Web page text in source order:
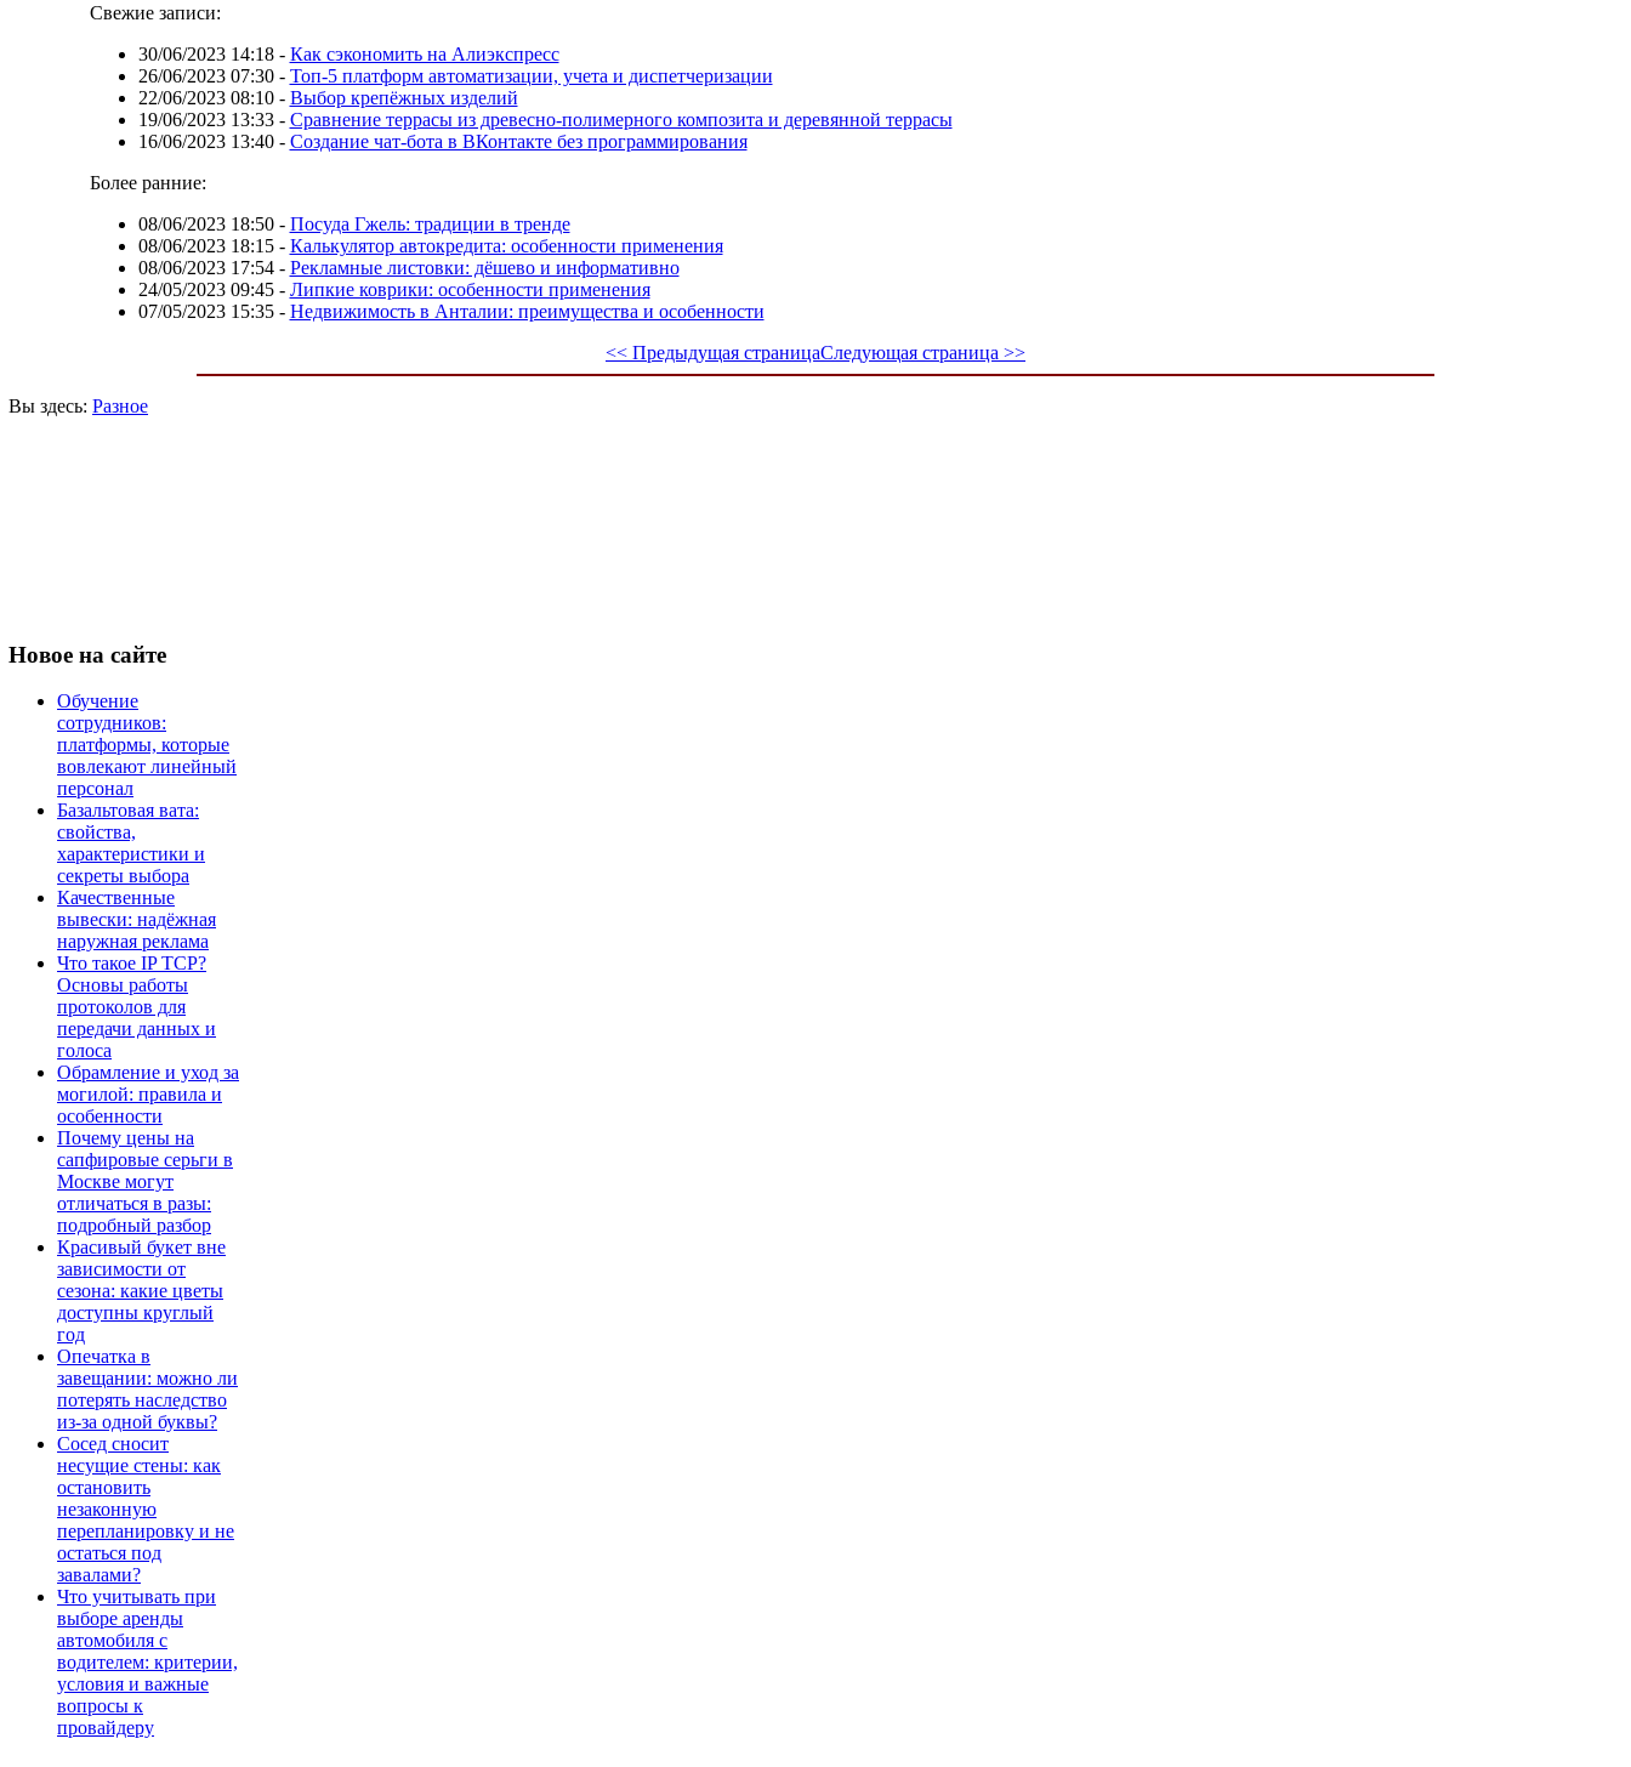
Свежие записи:
30/06/2023 14:18- Как сэкономить на Алиэкспресс
26/06/2023 07:30- Топ-5 платформ автоматизации, учета и диспетчеризации
22/06/2023 08:10- Выбор крепёжных изделий
19/06/2023 13:33- Сравнение террасы из древесно-полимерного композита и деревянной террасы
16/06/2023 13:40- Создание чат-бота в ВКонтакте без программирования
Более ранние:
08/06/2023 18:50- Посуда Гжель: традиции в тренде
08/06/2023 18:15- Калькулятор автокредита: особенности применения
08/06/2023 17:54- Рекламные листовки: дёшево и информативно
24/05/2023 09:45- Липкие коврики: особенности применения
07/05/2023 15:35- Недвижимость в Анталии: преимущества и особенности
<< Предыдущая страницаСледующая страница >>
Вы здесь: Разное
Новое на сайте
Обучение
сотрудников:
платформы, которые
вовлекают линейный
персонал
Базальтовая вата:
свойства,
характеристики и
секреты выбора
Качественные
вывески: надёжная
наружная реклама
Что такое IP TCP?
Основы работы
протоколов для
передачи данных и
голоса
Обрамление и уход за
могилой: правила и
особенности
Почему цены на
сапфировые серьги в
Москве могут
отличаться в разы:
подробный разбор
Красивый букет вне
зависимости от
сезона: какие цветы
доступны круглый
год
Опечатка в
завещании: можно ли
потерять наследство
из-за одной буквы?
Сосед сносит
несущие стены: как
остановить
незаконную
перепланировку и не
остаться под
завалами?
Что учитывать при
выборе аренды
автомобиля с
водителем: критерии,
условия и важные
вопросы к
провайдеру